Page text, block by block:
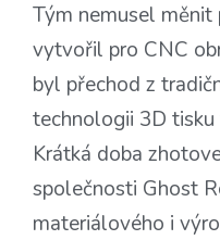
Tým nemusel
vytvořil pro CNC
byl přechod z
technologii 3D
Krátká doba
společnosti Ghost
materiálového i